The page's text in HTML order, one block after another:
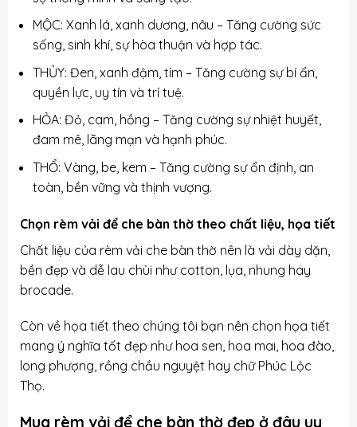
MỘC: Xanh lá, xanh dương, nâu – Tăng cường sức
sống, sinh khí, sự hòa thuận và hợp tác.
THỦY: Đen, xanh đậm, tím – Tăng cường sự bí ẩn,
quyền lực, uy tín và trí tuệ.
HỎA: Đỏ, cam, hồng – Tăng cường sự nhiệt huyết,
đam mê, lãng mạn và hạnh phúc.
THỔ: Vàng, be, kem – Tăng cường sự ổn định, an
toàn, bền vững và thịnh vượng.
Chọn rèm vải để che bàn thờ theo chất liệu, họa tiết
Chất liệu của rèm vải che bàn thờ nên là vải dày dặn,
bền đẹp và dễ lau chùi như cotton, lụa, nhung hay
brocade.
Còn về họa tiết theo chúng tôi bạn nên chọn họa tiết
mang ý nghĩa tốt đẹp như hoa sen, hoa mai, hoa đào,
long phượng, rồng chầu nguyệt hay chữ Phúc Lộc
Thọ.
Mua rèm vải để che bàn thờ đẹp ở đâu uy